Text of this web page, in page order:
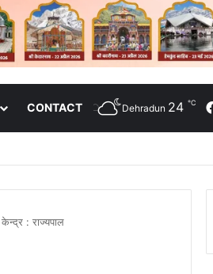
CONTACT Dehradun 24 ℃
कैबिनेट के ऐतिहासिक फैसले
: राज्यपाल